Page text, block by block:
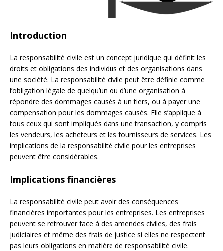
Introduction
La responsabilité civile est un concept juridique qui définit les
droits et obligations des individus et des organisations dans
une société. La responsabilité civile peut être définie comme
l’obligation légale de quelqu’un ou d’une organisation à
répondre des dommages causés à un tiers, ou à payer une
compensation pour les dommages causés. Elle s’applique à
tous ceux qui sont impliqués dans une transaction, y compris
les vendeurs, les acheteurs et les fournisseurs de services. Les
implications de la responsabilité civile pour les entreprises
peuvent être considérables.
Implications financières
La responsabilité civile peut avoir des conséquences
financières importantes pour les entreprises. Les entreprises
peuvent se retrouver face à des amendes civiles, des frais
judiciaires et même des frais de justice si elles ne respectent
pas leurs obligations en matière de responsabilité civile.